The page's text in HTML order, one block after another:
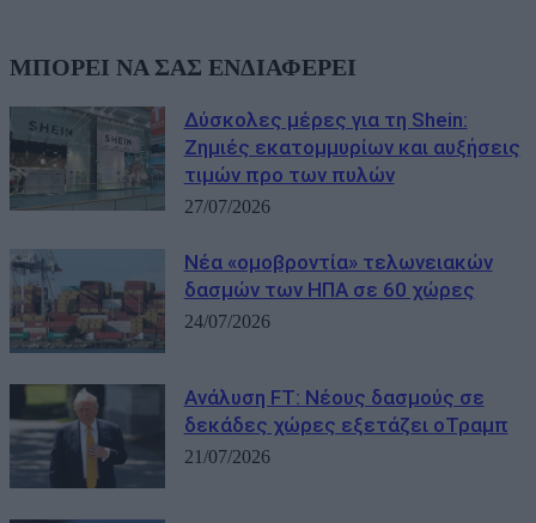
ΜΠΟΡΕΙ ΝΑ ΣΑΣ ΕΝΔΙΑΦΕΡΕΙ
Δύσκολες μέρες για τη Shein:
Ζημιές εκατομμυρίων και αυξήσεις
τιμών προ των πυλών
27/07/2026
Νέα «ομοβροντία» τελωνειακών
δασμών των ΗΠΑ σε 60 χώρες
24/07/2026
Ανάλυση FT: Νέους δασμούς σε
δεκάδες χώρες εξετάζει οΤραμπ
21/07/2026